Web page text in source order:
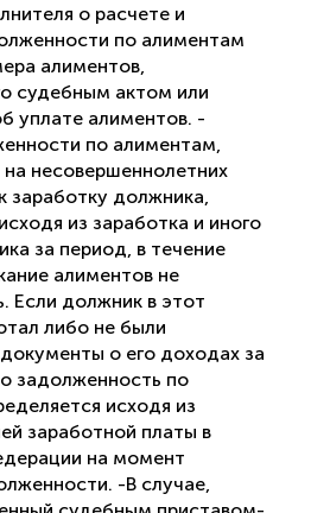
о расчете и
по алиментам
алиментов,
судебным актом или
уплате алиментов. -
по алиментам,
несовершеннолетних
заработку должника,
из заработка и иного
за период, в течение
алиментов не
Если должник в этот
либо не были
о его доходах за
задолженность по
исходя из
заработной платы в
на момент
-В случае,